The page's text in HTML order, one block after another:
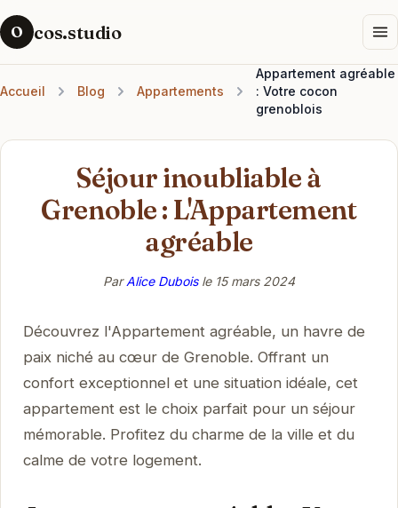
O cos.studio
Accueil Blog Appartements
Appartement agréable
: Votre cocon
grenoblois
Séjour inoubliable à
Grenoble : L'Appartement
agréable
ParAlice Duboisle 15 mars 2024
Découvrez l'Appartement agréable, un havre de
paix niché au cœur de Grenoble. Offrant un
confort exceptionnel et une situation idéale, cet
appartement est le choix parfait pour un séjour
mémorable. Profitez du charme de la ville et du
calme de votre logement.